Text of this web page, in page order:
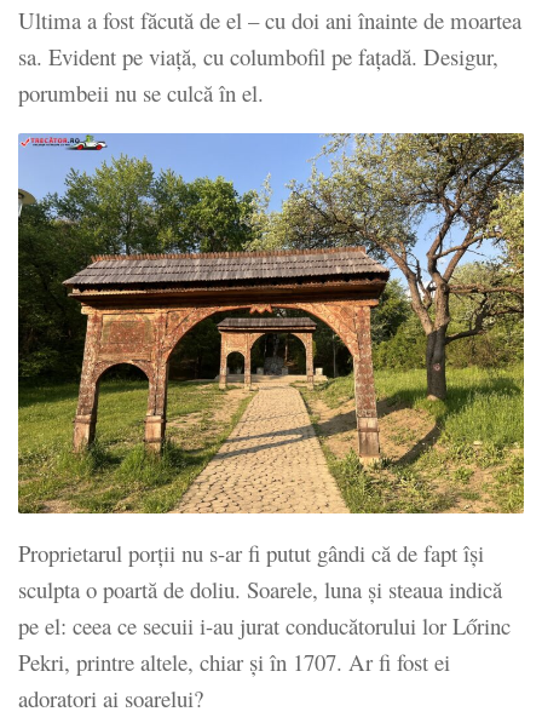
Ultima a fost făcută de el – cu doi ani înainte de moartea
sa. Evident pe viață, cu columbofil pe fațadă. Desigur,
porumbeii nu se culcă în el.
Proprietarul porții nu s-ar fi putut gândi că de fapt își
sculpta o poartă de doliu. Soarele, luna și steaua indică
pe el: ceea ce secuii i-au jurat conducătorului lor Lőrinc
Pekri, printre altele, chiar și în 1707. Ar fi fost ei
adoratori ai soarelui?